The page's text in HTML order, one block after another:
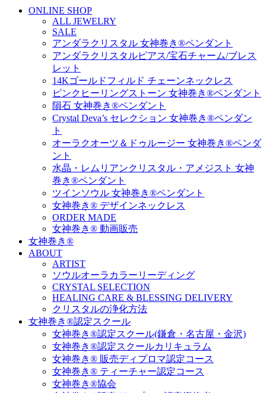
ONLINE SHOP
ALL JEWELRY
SALE
アンダラクリスタル 女神巻き®ペンダント
アンダラクリスタルピアス/宝石チャーム/ブレス
レット
14Kゴールドフィルド チェーンネックレス
ピンクヒーリングストーン 女神巻き®ペンダント
隕石 女神巻き®ペンダント
Crystal Deva’s セレクション 女神巻き®ペンダン
ト
オーラクオーツ＆ドゥルージー 女神巻き®ペンダ
ント
水晶・レムリアンクリスタル・アメジスト 女神
巻き®ペンダント
ツインソウル 女神巻き®ペンダント
女神巻き® デザインネックレス
ORDER MADE
女神巻き® 動画販売
女神巻き®
ABOUT
ARTIST
ソウルオーラカラーリーディング
CRYSTAL SELECTION
HEALING CARE & BLESSING DELIVERY
クリスタルの浄化方法
女神巻き®認定スクール
女神巻き®認定スクール(鎌倉・名古屋・金沢)
女神巻き®認定スクールカリキュラム
女神巻き® 販売ディプロマ認定コース
女神巻き® ティーチャー認定コース
女神巻き®協会